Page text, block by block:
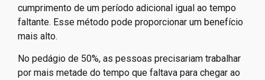
cumprimento de um período adicional igual ao tempo
faltante. Esse método pode proporcionar um benefício
mais alto.
No pedágio de 50%, as pessoas precisariam trabalhar
por mais metade do tempo que faltava para chegar ao